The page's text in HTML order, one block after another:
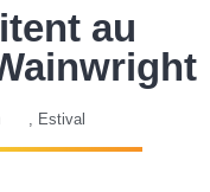
au
, Estival